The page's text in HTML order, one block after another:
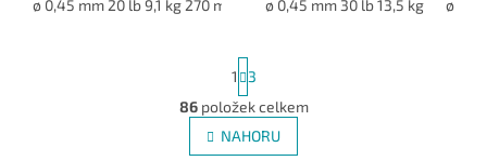
ideální pro šokové návazce
ø 0,45 mm 20 lb 9,1 kg 270 m ø 0,51 mm 25 lb 11,3 kg 236 m
stálost bez nutnosti
ø 0,45 mm 30 lb 13,5 kg ø
O
v
l
S
t
r
á
n
k
1
3
86položek celkem
NAHORU